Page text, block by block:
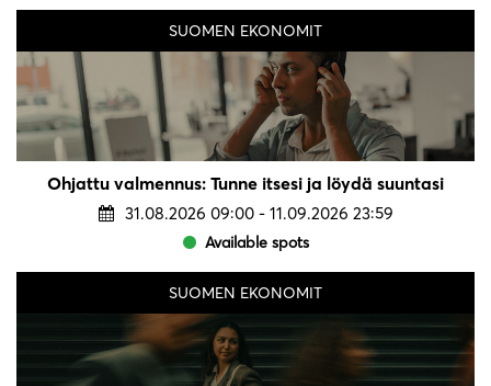
SUOMEN EKONOMIT
Ohjattu valmennus: Tunne itsesi ja löydä suuntasi
31.08.2026 09:00 - 11.09.2026 23:59
Available spots
SUOMEN EKONOMIT